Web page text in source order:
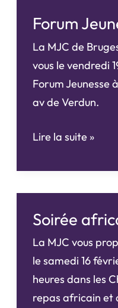
–
Mars
Avril
2013
Forum
La MJC de
vous le vendredi
Forum Jeunesse
av de Verdun.
Forum
Lire la suite »
Soirée
La MJC vous
le samedi 16
heures dans les
repas africain et